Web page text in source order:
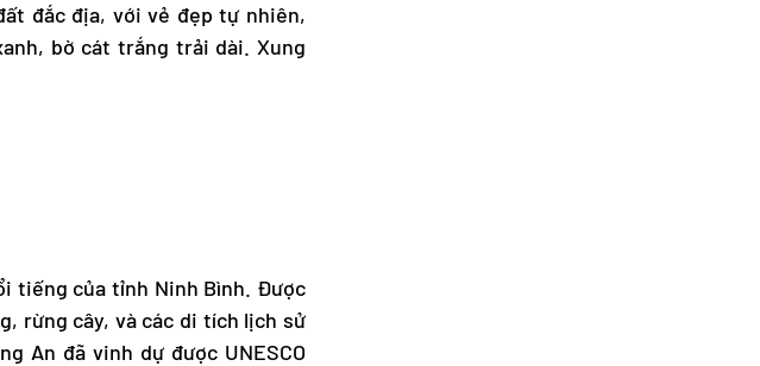
đắc địa, với vẻ đẹp tự nhiên,
bờ cát trắng trải dài. Xung
tiếng của tỉnh Ninh Bình. Được
rừng cây, và các di tích lịch sử
An đã vinh dự được UNESCO